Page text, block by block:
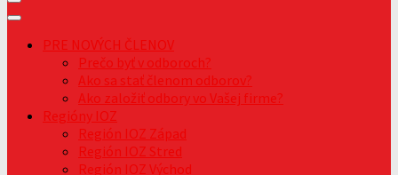
PRE NOVÝCH ČLENOV
Prečo byť v odboroch?
Ako sa stať členom odborov?
Ako založiť odbory vo Vašej firme?
Regióny IOZ
Región IOZ Západ
Región IOZ Stred
Región IOZ Východ